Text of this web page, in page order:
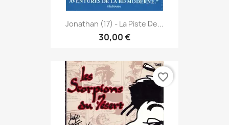
Jonathan (17) - La Piste De...
30,00 €
favorite_border